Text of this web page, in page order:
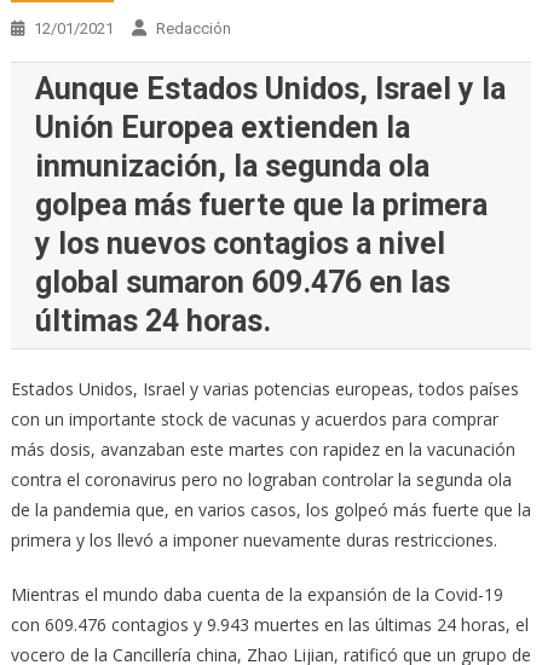
12/01/2021 Redacción
Aunque Estados Unidos, Israel y la
Unión Europea extienden la
inmunización, la segunda ola
golpea más fuerte que la primera
y los nuevos contagios a nivel
global sumaron 609.476 en las
últimas 24 horas.
Estados Unidos, Israel y varias potencias europeas, todos países
con un importante stock de vacunas y acuerdos para comprar
más dosis, avanzaban este martes con rapidez en la vacunación
contra el coronavirus pero no lograban controlar la segunda ola
de la pandemia que, en varios casos, los golpeó más fuerte que la
primera y los llevó a imponer nuevamente duras restricciones.
Mientras el mundo daba cuenta de la expansión de la Covid-19
con 609.476 contagios y 9.943 muertes en las últimas 24 horas, el
vocero de la Cancillería china, Zhao Lijian, ratificó que un grupo de